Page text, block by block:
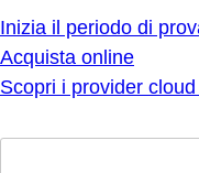
Inizia il periodo di
Acquista online
Scopri i provider